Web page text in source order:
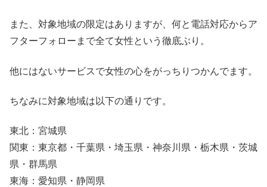
また、対象地域の限定はありますが、何と電話対応からア
フターフォローまで全て女性という徹底ぶり。
他にはないサービスで女性の心をがっちりつかんでます。
ちなみに対象地域は以下の通りです。
東北：宮城県
関東：東京都・千葉県・埼玉県・神奈川県・栃木県・茨城
県・群馬県
東海：愛知県・静岡県